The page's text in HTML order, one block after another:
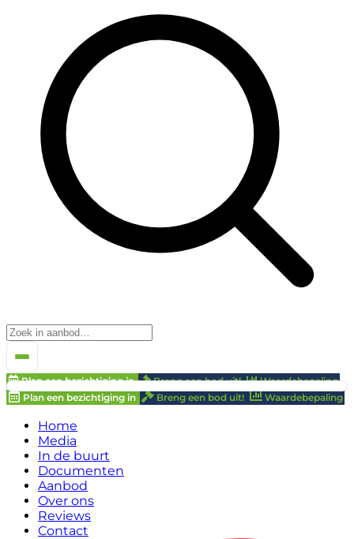
Plan een bezichtiging in Breng een bod uit!
Waardebepaling
Plan een bezichtiging in
Breng een bod uit! Waardebepaling
Home
Media
In de buurt
Documenten
Aanbod
Over ons
Reviews
Contact